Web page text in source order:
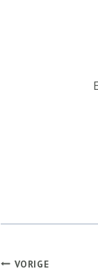
VORIGE